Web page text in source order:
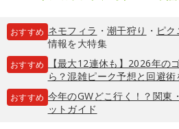
おすすめ ネモフィラ ・ 潮干狩り ・ ピク
情報を大特集
おすすめ
【最大12連休も】2026年の
ら？混雑ピーク予想と回避術
おすすめ 今年のGWどこ行く！？関東
ットガイド